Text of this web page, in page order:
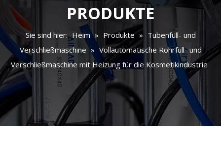
한국어
PRODUKTE
Sie sind hier: Heim » Produkte » Tubenfüll- und
Verschließmaschine » Vollautomatische Rohrfüll- und
Verschließmaschine mit Heizung für die Kosmetikindustrie